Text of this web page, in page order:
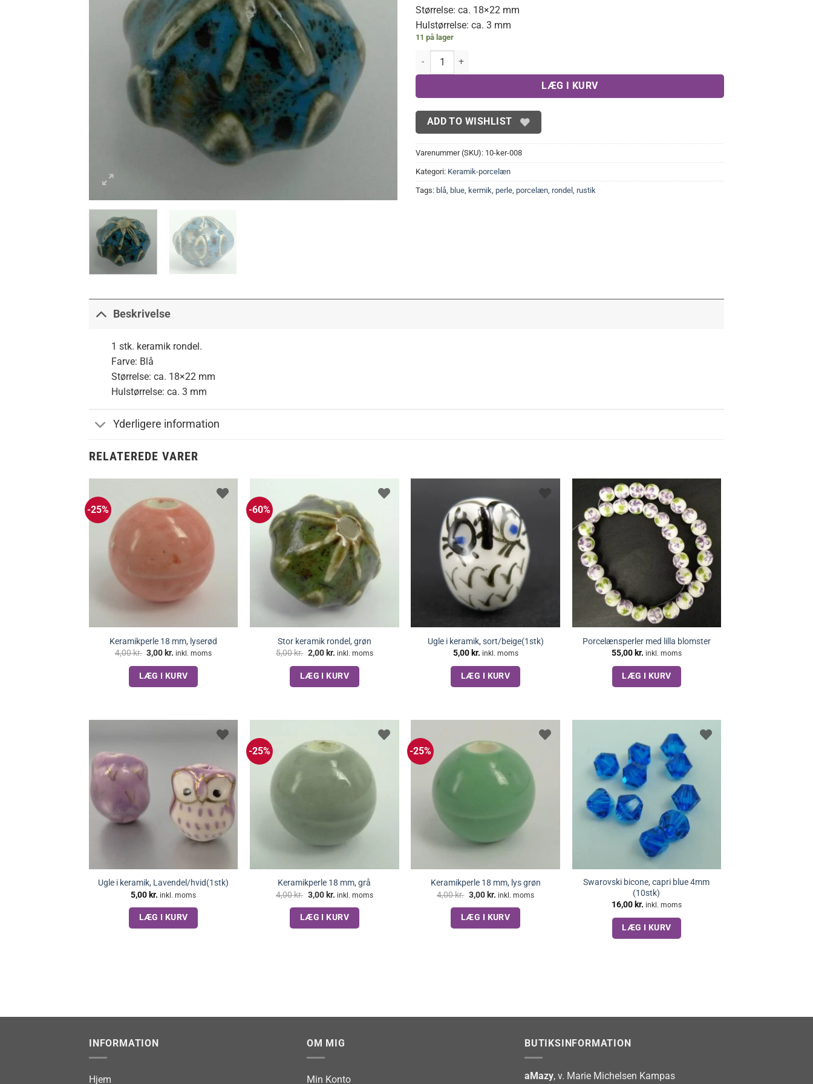
5,00 kr..2,00 kr..
Størrelse: ca. 18×22 mm
Hulstørrelse: ca. 3 mm
11 på lager
Stor keramik rondel, blå antal
LÆG I KURV
ADD TO WISHLIST
Varenummer (SKU): 10-ker-008
Kategori: Keramik-porcelæn
Tags: blå blue kermik perle porcelæn rondel rustik
Beskrivelse
1 stk. keramik rondel.
Farve: Blå
Størrelse: ca. 18×22 mm
Hulstørrelse: ca. 3 mm
Yderligere information
RELATEREDE VARER
-25%
Keramikperle 18 mm, lyserød
4,00kr. Den
pris
var:
4,00 kr..
3,00 kr. Den
pris
er:
3,00 kr..
inkl. moms
LÆG I KURV
-60%
Stor keramik rondel, grøn
5,00kr. Den
pris
var:
5,00 kr..
2,00 kr.Den
pris
er:
2,00 kr..
inkl. moms
LÆG I KURV
Ugle i keramik, sort/beige(1stk)
5,00 kr. inkl. moms
LÆG I KURV
Porcelænsperler med lilla blomster
55,00 kr. inkl. moms
LÆG I KURV
Ugle i keramik, Lavendel/hvid(1stk)
5,00 kr. inkl. moms
LÆG I KURV
-25%
Keramikperle 18 mm, grå
4,00kr. Den
var:
4,00 kr..
3,00 kr.Den
er:
3,00 kr..
inkl. moms
LÆG I KURV
-25%
Keramikperle 18 mm, lys grøn
4,00kr. Den
var:
4,00 kr..
3,00 kr.Den
er:
3,00 kr..
inkl. moms
LÆG I KURV
Swarovski bicone, capri blue 4mm
(10stk)
16,00 kr. inkl. moms
LÆG I KURV
INFORMATION
Hjem
OM MIG
Min Konto
BUTIKSINFORMATION
aMazy, v. Marie Michelsen Kampas